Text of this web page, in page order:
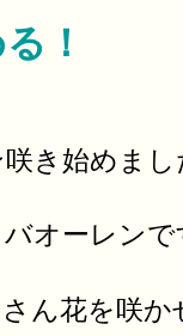
！
き始めまし
オーレンで
ん花を咲